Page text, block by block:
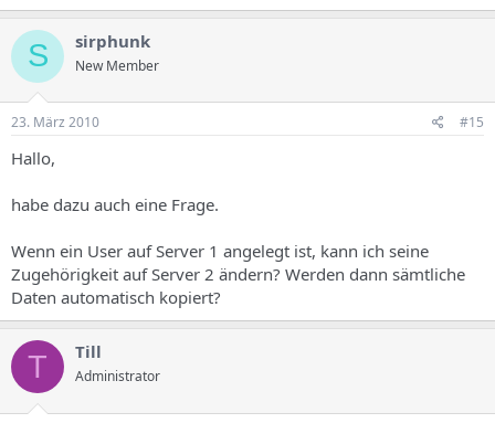
S sirphunk
New Member
23. März 2010 #15
Hallo,
habe dazu auch eine Frage.
Wenn ein User auf Server 1 angelegt ist, kann ich seine
Zugehörigkeit auf Server 2 ändern? Werden dann sämtliche
Daten automatisch kopiert?
T Till
Administrator